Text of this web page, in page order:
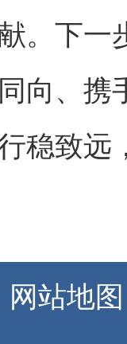
。下一
向、携
稳致远
网站地图